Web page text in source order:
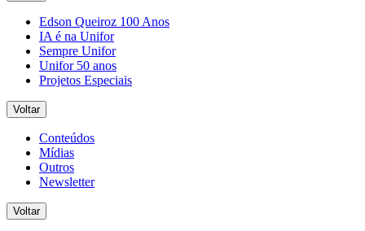
Edson Queiroz 100 Anos
IA é na Unifor
Sempre Unifor
Unifor 50 anos
Projetos Especiais
Voltar
Conteúdos
Mídias
Outros
Newsletter
Voltar